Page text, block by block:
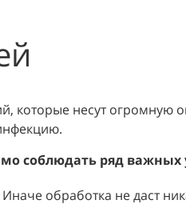
которые несут
соблюдать ряд важных
обработка не даст